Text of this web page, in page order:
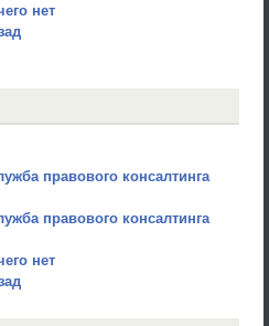
нет
правового консалтинга
правового консалтинга
нет